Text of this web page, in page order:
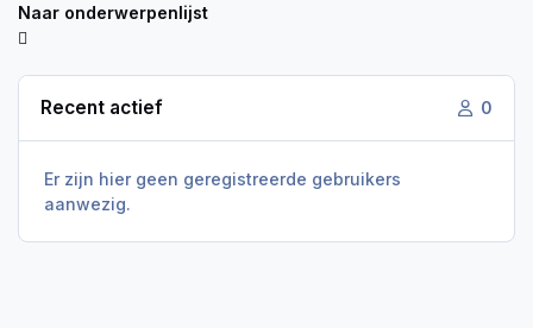
Naar onderwerpenlijst
Recent actief 0
Er zijn hier geen geregistreerde gebruikers
aanwezig.